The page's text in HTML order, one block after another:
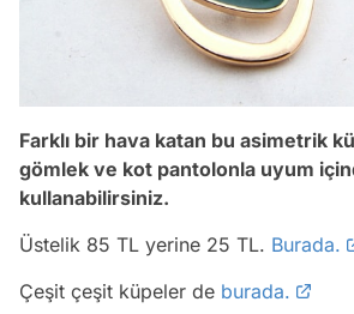
Farklı bir hava katan bu asimetrik
gömlek ve kot pantolonla uyum
kullanabilirsiniz.
Üstelik 85 TL yerine 25 TL. Burada.
Çeşit çeşit küpeler de burada.